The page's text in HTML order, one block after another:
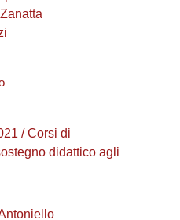
/ Corsi di
didattico agli